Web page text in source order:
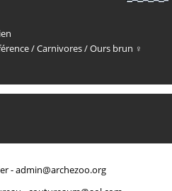
/Carnivores/Ours brun ♀
-admin@archezoo.org